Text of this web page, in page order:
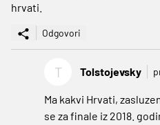
hrvati.
Odgovori
T Tolstojevsky
Ma kakvi Hrvati,
se za finale iz 2018.